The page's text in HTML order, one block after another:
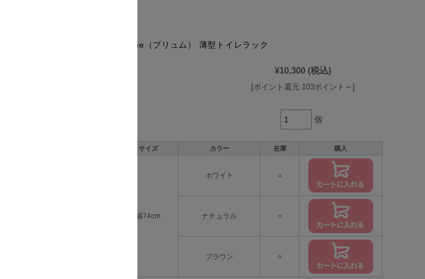
Brume（ブリュム） 薄型トイレラック
¥10,300 (税込)
[ポイント還元 103ポイント～]
個
サイズ カラー 在庫 購入
幅74cm
ホワイト ○
ナチュラル ○
ブラウン ○